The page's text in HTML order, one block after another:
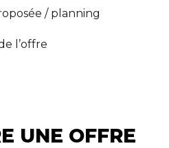
/ planning
l’offre
UNE OFFRE